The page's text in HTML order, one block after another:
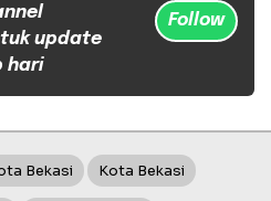
update
hari
Follow
Bekasi Kota Bekasi